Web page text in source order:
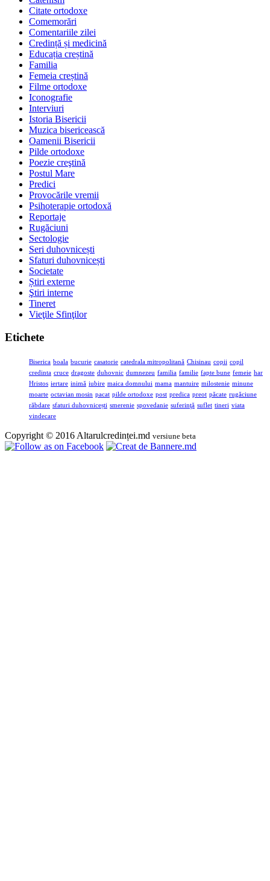
Citate ortodoxe
Comemorări
Comentariile zilei
Credință și medicină
Educația creștină
Familia
Femeia creștină
Filme ortodoxe
Iconografie
Interviuri
Istoria Bisericii
Muzica bisericească
Oamenii Bisericii
Pilde ortodoxe
Poezie creştină
Postul Mare
Predici
Provocările vremii
Psihoterapie ortodoxă
Reportaje
Rugăciuni
Sectologie
Seri duhovnicești
Sfaturi duhovnicești
Societate
Știri externe
Ştiri interne
Tineret
Vieţile Sfinţilor
Etichete
Biserica boala bucurie casatorie catedrala mitropolitană Chisinau copii copil
credinta cruce dragoste duhovnic dumnezeu familia familie fapte bune femeie har
Hristos iertare inimă iubire maica domnului mama mantuire milostenie minune
moarte octavian mosin pacat pilde ortodoxe post predica preot păcate rugăciune
răbdare sfaturi duhovnicești smerenie spovedanie suferinţă suflet tineri viata
vindecare
Copyright © 2016 Altarulcredinței.md versiune beta